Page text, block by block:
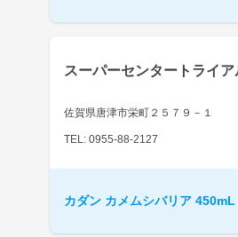
スーパーセンタートライ
佐賀県唐津市栄町２５７９－１
TEL: 0955-88-2127
カダン カメムシバリア 450mL